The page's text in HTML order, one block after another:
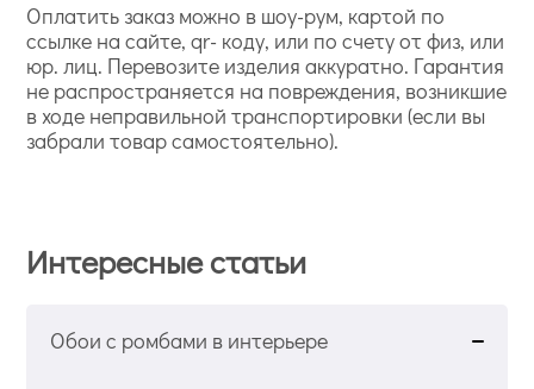
Оплатить заказ можно в шоу-рум, картой по
ссылке на сайте, qr- коду, или по счету от физ, или
юр. лиц. Перевозите изделия аккуратно. Гарантия
не распространяется на повреждения, возникшие
в ходе неправильной транспортировки (если вы
забрали товар самостоятельно).
Интересные статьи
Обои с ромбами в интерьере